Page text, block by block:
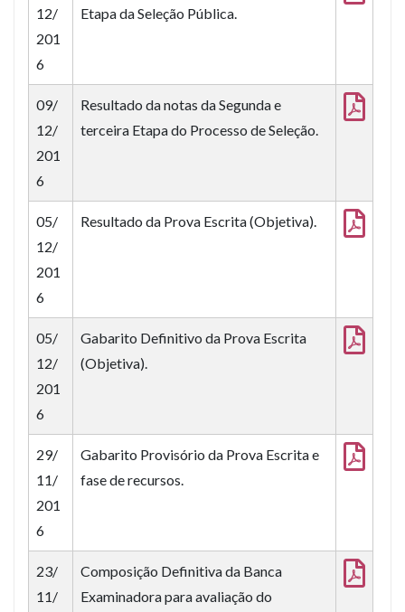
12/
201
6
Etapa da Seleção Pública.
09/
12/
201
6
Resultado da notas da Segunda e
terceira Etapa do Processo de Seleção.
05/
12/
201
6
Resultado da Prova Escrita (Objetiva).
05/
12/
201
6
Gabarito Definitivo da Prova Escrita
(Objetiva).
29/
11/
201
6
Gabarito Provisório da Prova Escrita e
fase de recursos.
23/
11/
Composição Definitiva da Banca
Examinadora para avaliação do